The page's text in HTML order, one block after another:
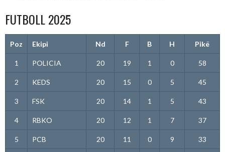
FUTBOLL 2025
Poz Ekipi Nd F B H Pikë
1 POLICIA 20 19 1 0 58
2 KEDS 20 15 0 5 45
3 FSK 20 14 1 5 43
4 RBKO 20 12 1 7 37
5 PCB 20 11 0 9 33